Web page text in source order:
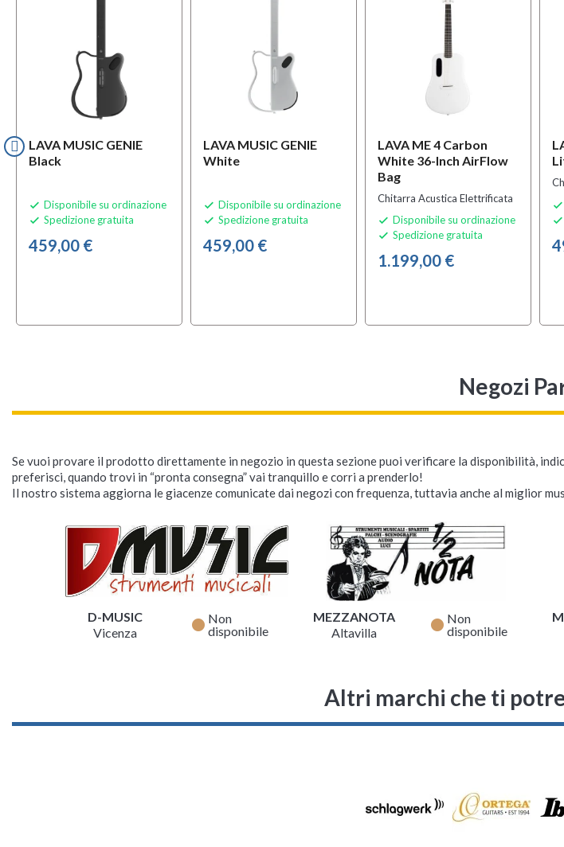
LAVA MUSIC GENIE
Black
 Disponibile su ordinazione
 Spedizione gratuita
459,00 €
LAVA MUSIC GENIE
White
 Disponibile su ordinazione
 Spedizione gratuita
459,00 €
LAVA ME 4 Carbon
White 36-Inch AirFlow
Bag
Chitarra Acustica Elettrificata
 Disponibile su ordinazione
 Spedizione gratuita
1.199,00 €


Negozi
Se vuoi provare il prodotto direttamente in negozio in questa sezione puoi verificare la disponibilità,
preferisci, quando trovi in “pronta consegna” vai tranquillo e corri a prenderlo!
Il nostro sistema aggiorna le giacenze comunicate dai negozi con frequenza, tuttavia anche al miglior
D-MUSIC
Vicenza
fiber_manual_record Non
disponibile
MEZZANOTA
Altavilla
fiber_manual_record Non
disponibile
Altri marchi che ti